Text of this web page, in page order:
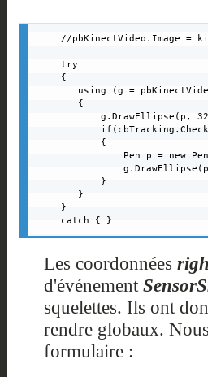
//pbKinectVideo.Image =
try
{
using (g =
   {
g.DrawEllipse(p,
       {
Pen p = new
       }
   }
}
catch { }
Les coordonnées
d'événement
squelettes. Ils ont
rendre globaux.
formulaire :